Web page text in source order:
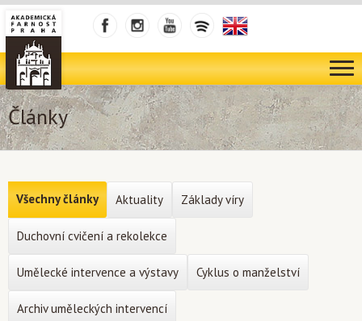
Články
Všechny články Aktuality Základy víry
Duchovní cvičení a rekolekce
Umělecké intervence a výstavy Cyklus o manželství
Archiv uměleckých intervencí